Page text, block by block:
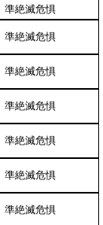
準絶滅危惧
準絶滅危惧
準絶滅危惧
準絶滅危惧
準絶滅危惧
準絶滅危惧
準絶滅危惧